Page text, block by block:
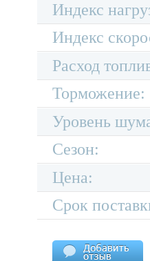
Индекс
Индекс
Расход
Торможение:
Уровень
Сезон:
Цена:
Срок